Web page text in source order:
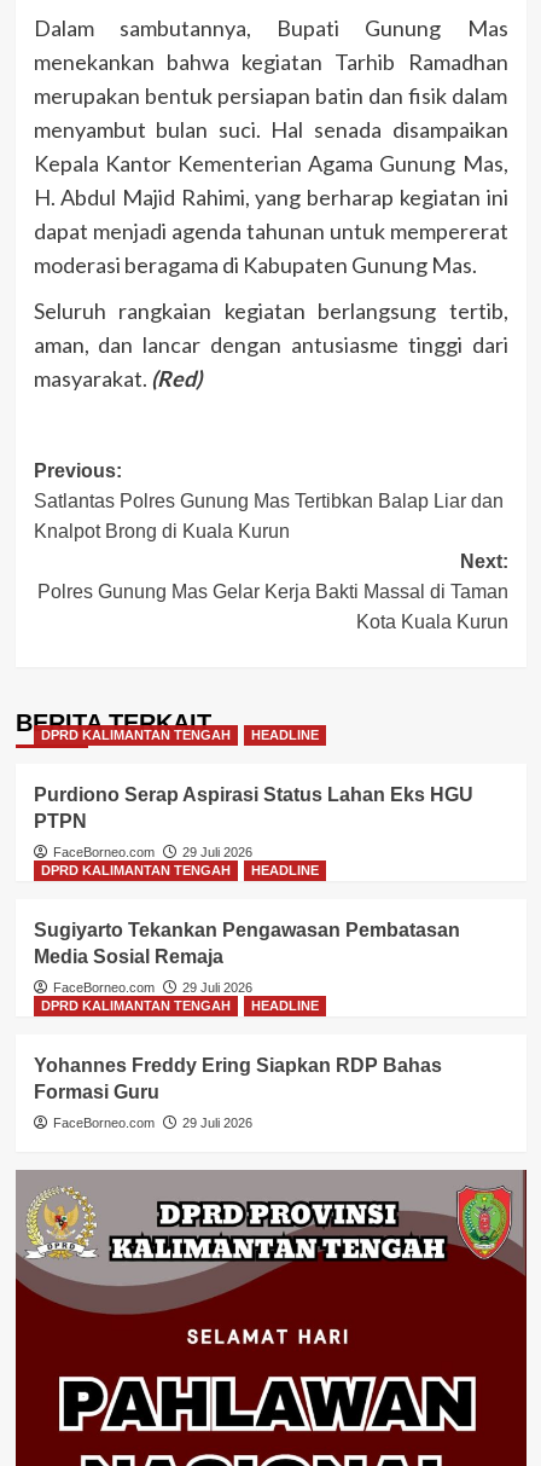
Dalam sambutannya, Bupati Gunung Mas
menekankan bahwa kegiatan Tarhib Ramadhan
merupakan bentuk persiapan batin dan fisik dalam
menyambut bulan suci. Hal senada disampaikan
Kepala Kantor Kementerian Agama Gunung Mas,
H. Abdul Majid Rahimi, yang berharap kegiatan ini
dapat menjadi agenda tahunan untuk mempererat
moderasi beragama di Kabupaten Gunung Mas.
Seluruh rangkaian kegiatan berlangsung tertib,
aman, dan lancar dengan antusiasme tinggi dari
masyarakat. (Red)
Post
navigation
Previous:
Satlantas Polres Gunung Mas Tertibkan Balap Liar dan
Knalpot Brong di Kuala Kurun
Next:
Polres Gunung Mas Gelar Kerja Bakti Massal di Taman
Kota Kuala Kurun
BERITA TERKAIT
DPRD KALIMANTAN TENGAH HEADLINE
Purdiono Serap Aspirasi Status Lahan Eks HGU
PTPN
FaceBorneo.com
29 Juli 2026
DPRD KALIMANTAN TENGAH
HEADLINE
Sugiyarto Tekankan Pengawasan Pembatasan
Media Sosial Remaja
FaceBorneo.com
29 Juli 2026
DPRD KALIMANTAN TENGAH
HEADLINE
Yohannes Freddy Ering Siapkan RDP Bahas
Formasi Guru
FaceBorneo.com 29 Juli 2026